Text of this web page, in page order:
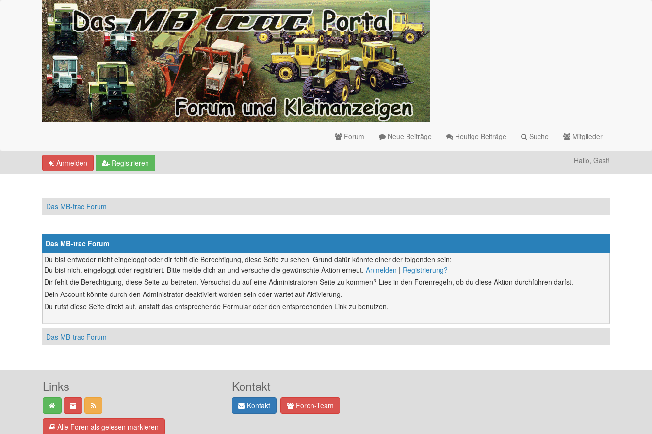
Forum Neue Beiträge Heutige Beiträge Suche Mitglieder
Anmelden Registrieren Hallo, Gast!
Das MB-trac Forum
Das MB-trac Forum
Du bist entweder nicht eingeloggt oder dir fehlt die Berechtigung, diese Seite zu sehen. Grund dafür könnte einer der folgenden sein:
Du bist nicht eingeloggt oder registriert. Bitte melde dich an und versuche die gewünschte Aktion erneut. Anmelden | Registrierung?
Dir fehlt die Berechtigung, diese Seite zu betreten. Versuchst du auf eine Administratoren-Seite zu kommen? Lies in den Forenregeln, ob du diese Aktion durchführen darfst.
Dein Account könnte durch den Administrator deaktiviert worden sein oder wartet auf Aktivierung.
Du rufst diese Seite direkt auf, anstatt das entsprechende Formular oder den entsprechenden Link zu benutzen.
Das MB-trac Forum
Links
Alle Foren als gelesen markieren
Kontakt
Kontakt Foren-Team